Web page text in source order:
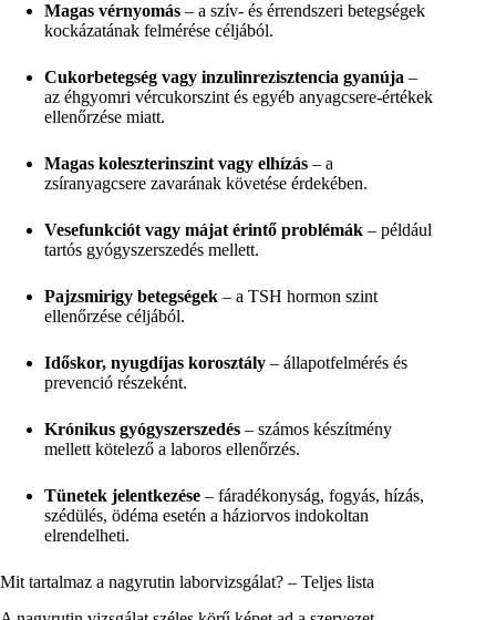
Magas vérnyomás – a szív- és érrendszeri betegségek
kockázatának felmérése céljából.
Cukorbetegség vagy inzulinrezisztencia gyanúja –
az éhgyomri vércukorszint és egyéb anyagcsere-értékek
ellenőrzése miatt.
Magas koleszterinszint vagy elhízás – a
zsíranyagcsere zavarának követése érdekében.
Vesefunkciót vagy májat érintő problémák – például
tartós gyógyszerszedés mellett.
Pajzsmirigy betegségek – a TSH hormon szint
ellenőrzése céljából.
Időskor, nyugdíjas korosztály – állapotfelmérés és
prevenció részeként.
Krónikus gyógyszerszedés – számos készítmény
mellett kötelező a laboros ellenőrzés.
Tünetek jelentkezése – fáradékonyság, fogyás, hízás,
szédülés, ödéma esetén a háziorvos indokoltan
elrendelheti.
Mit tartalmaz a nagyrutin laborvizsgálat? – Teljes lista